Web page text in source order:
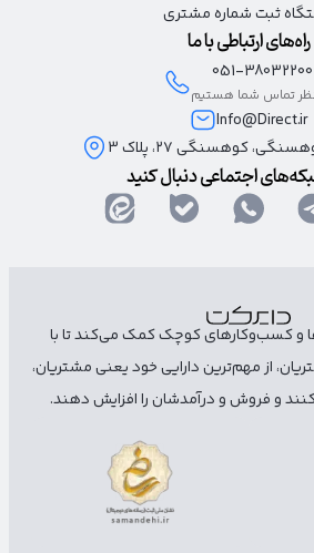
ثبت شماره مشتری
راه‌های ارتباطی با ما
051-38032200
تماس شما هستیم
Info@Direct.ir
کوهسنگی ۲۷، پلاک 3
اجتماعی دنبال کنید
و کسب‌وکارهای کوچک کمک می‌کند تا با
از مهم‌ترین دارایی خود یعنی مشتریان،
کنند و فروش و درآمدشان را افزایش دهند.